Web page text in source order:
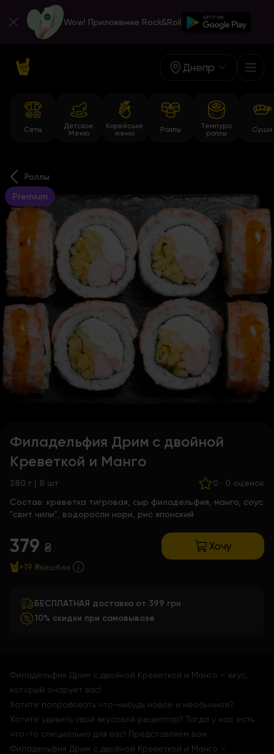
Wow! Приложение Rock&Roll
Днепр
Сеты
Детское
Меню
Корейське
меню
Роллы
Темпура
роллы
Суши
Роллы
Premium
Филадельфия Дрим с двойной
Креветкой и Манго
280 г | 8 шт 0 · 0 оценок
Состав: креветка тигровая, сыр филадельфия, манго, соус
"свит чили", водоросли нори, рис японский
379 ₴ Хочу
+19 ₴кешбек
БЕСПЛАТНАЯ доставка от 399 грн
10% скидки при самовывозе
Филадельфия Дрим с двойной Креветкой и Манго – вкус,
который очарует вас!
Хотите попробовать что-нибудь новое и необычное?
Хотите удивить свой вкусовой рецептор? Тогда у нас есть
что-то специально для вас! Представляем вам
Филадельфия Дрим с двойной Креветкой и Манго –